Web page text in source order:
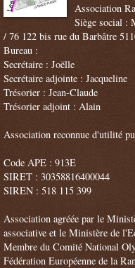
Association
Siège social :
/ 76 122 bis rue du Barbâtre
Bureau :
Secrétaire : Joëlle
Secrétaire adjointe : Jacqueline
Trésorier : Jean-Claude
Trésorier adjoint : Alain
Association reconnue d'utilité
Code APE : 913E
SIRET : 30358816400044
SIREN : 518 115 399
Association agréée par le
associative et le Ministère de
Membre du Comité National
Fédération Européenne de la